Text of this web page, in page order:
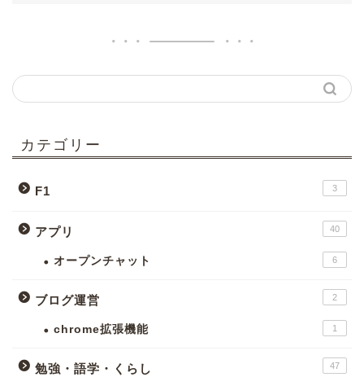
カテゴリー
F1 3
アプリ 40
オープンチャット 6
ブログ運営 2
chrome拡張機能 1
勉強・語学・くらし 47